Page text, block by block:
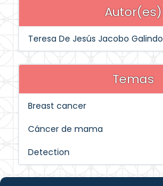
Autor(es)
Teresa De Jesús Jacobo Galindo
Temas
Breast cancer
Cáncer de mama
Detection